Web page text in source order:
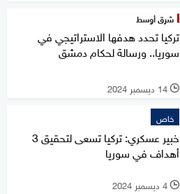
شرق أوسط
تركيا تحدد هدفها الاستراتيجي في
سوريا.. ورسالة لحكام دمشق
l 14 ديسمبر 2024
خاص
خبير عسكري: تركيا تسعى لتحقيق 3
أهداف في سوريا
l 4 ديسمبر 2024